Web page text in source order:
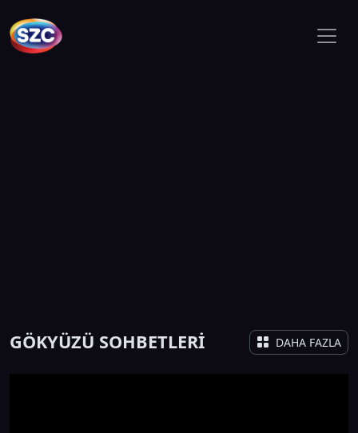
GÖKYÜZÜ SOHBETLERİ DAHA FAZLA